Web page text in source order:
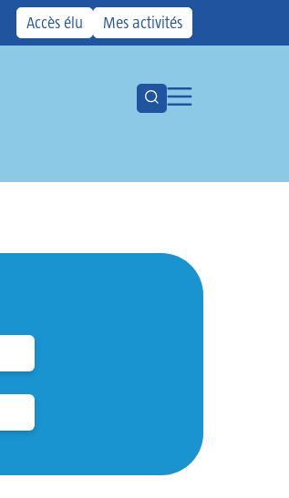
Accès élu Mes activités
Ouvrir la barre de
Activités